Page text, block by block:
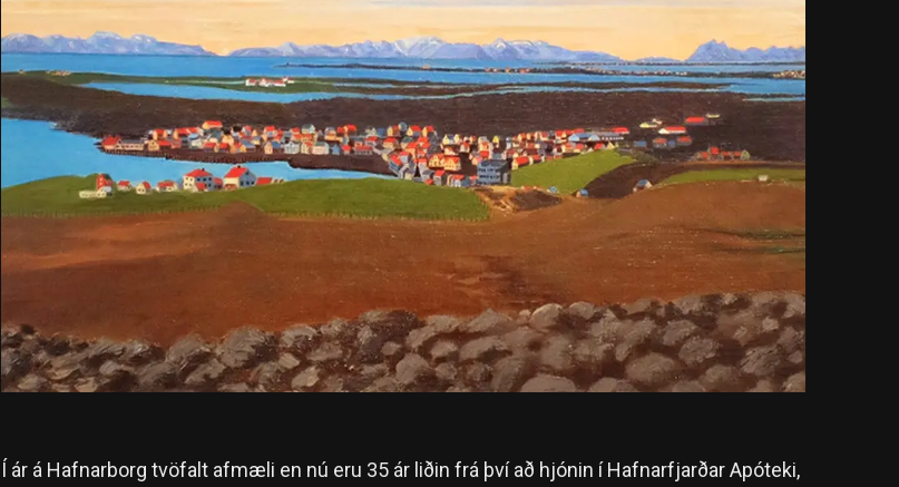
Í ár á Hafnarborg tvöfalt afmæli en nú eru 35 ár liðin frá því að hjónin í Hafnarfjarðar Apóteki,